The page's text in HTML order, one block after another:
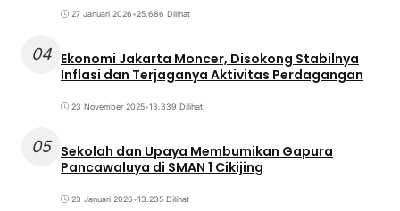
27 Januari 2026•25.686 Dilihat
04 Ekonomi Jakarta Moncer, Disokong Stabilnya
Inflasi dan Terjaganya Aktivitas Perdagangan
23 November 2025•13.339 Dilihat
05 Sekolah dan Upaya Membumikan Gapura
Pancawaluya di SMAN 1 Cikijing
23 Januari 2026•13.235 Dilihat